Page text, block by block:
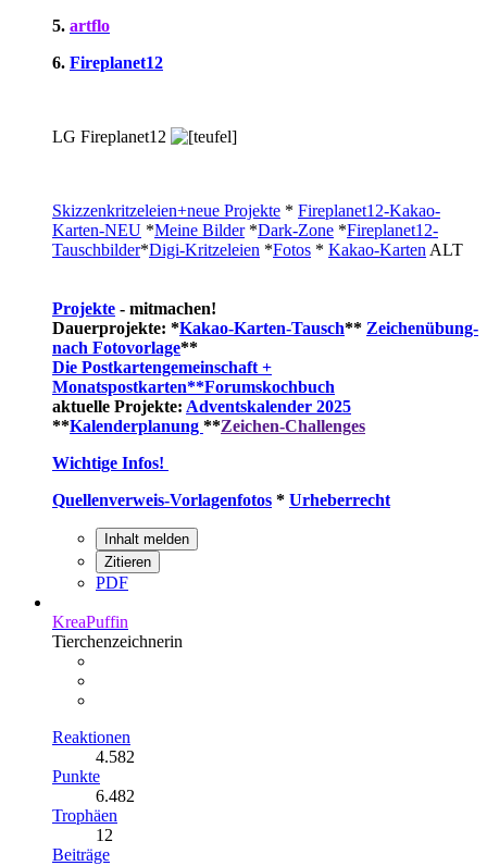
5. artflo
6. Fireplanet12
LG Fireplanet12
Skizzenkritzeleien+neue Projekte * Fireplanet12-Kakao-
Karten-NEU *Meine Bilder*Dark-Zone *Fireplanet12-
Tauschbilder*Digi-Kritzeleien *Fotos * Kakao-Karten ALT
Projekte - mitmachen!
Dauerprojekte: *Kakao-Karten-Tausch** Zeichenübung-
nach Fotovorlage**
Die Postkartengemeinschaft +
Monatspostkarten**Forumskochbuch
aktuelle Projekte: Adventskalender 2025
**Kalenderplanung **Zeichen-Challenges
Wichtige Infos!
Quellenverweis-Vorlagenfotos * Urheberrecht
Inhalt melden
Zitieren
PDF
KreaPuffin
Tierchenzeichnerin
Reaktionen
4.582
Punkte
6.482
Trophäen
12
Beiträge